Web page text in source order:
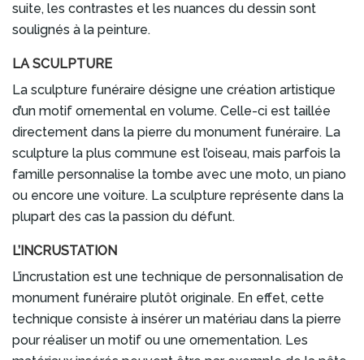
suite, les contrastes et les nuances du dessin sont
soulignés à la peinture.
LA SCULPTURE
La sculpture funéraire désigne une création artistique
d’un motif ornemental en volume. Celle-ci est taillée
directement dans la pierre du monument funéraire. La
sculpture la plus commune est l’oiseau, mais parfois la
famille personnalise la tombe avec une moto, un piano
ou encore une voiture. La sculpture représente dans la
plupart des cas la passion du défunt.
L’INCRUSTATION
L’incrustation est une technique de personnalisation de
monument funéraire plutôt originale. En effet, cette
technique consiste à insérer un matériau dans la pierre
pour réaliser un motif ou une ornementation. Les